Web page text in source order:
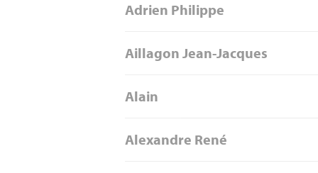
Adrien Philippe
Aillagon Jean-Jacques
Alain
Alexandre René